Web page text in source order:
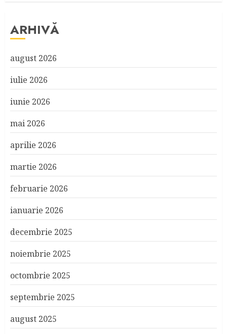
ARHIVĂ
august 2026
iulie 2026
iunie 2026
mai 2026
aprilie 2026
martie 2026
februarie 2026
ianuarie 2026
decembrie 2025
noiembrie 2025
octombrie 2025
septembrie 2025
august 2025